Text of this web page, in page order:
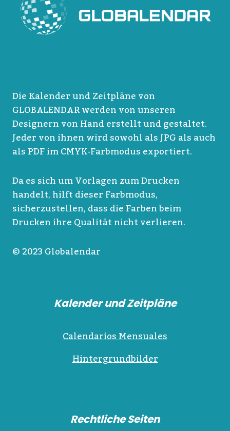
Die Kalender und Zeitpläne von
GLOBALENDAR werden von unseren
Designern von Hand erstellt und gestaltet.
Jeder von ihnen wird sowohl als JPG als auch
als PDF im CMYK-Farbmodus exportiert.
Da es sich um Vorlagen zum Drucken
handelt, hilft dieser Farbmodus,
sicherzustellen, dass die Farben beim
Drucken ihre Qualität nicht verlieren.
© 2023 Globalendar
Kalender und Zeitpläne
Calendarios Mensuales
Hintergrundbilder
Rechtliche Seiten